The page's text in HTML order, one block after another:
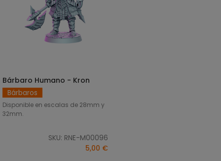
SELECCIONAR OPCIONES
Bárbaro Humano - Kron
Bárbaros
Disponible en escalas de 28mm y
32mm.
SKU: RNE-M00096
5,00 €